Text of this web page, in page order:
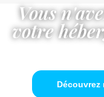
Vous
votre